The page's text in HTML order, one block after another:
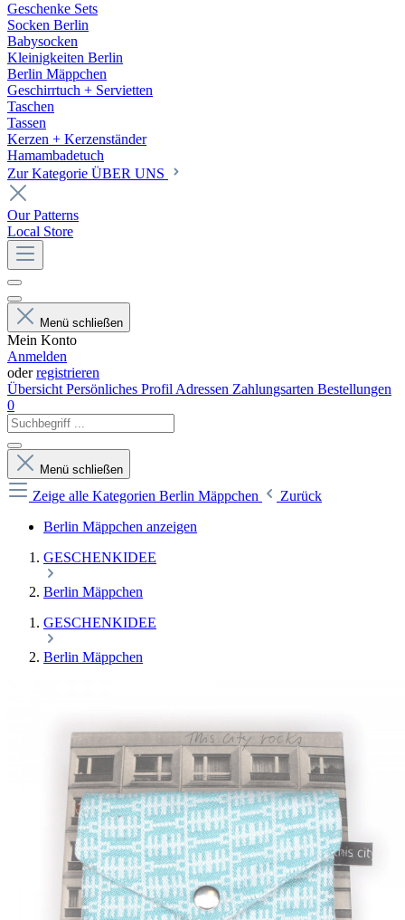
Geschenke Sets
Socken Berlin
Babysocken
Kleinigkeiten Berlin
Berlin Mäppchen
Geschirrtuch + Servietten
Taschen
Tassen
Kerzen + Kerzenständer
Hamambadetuch
Zur Kategorie ÜBER UNS
Our Patterns
Local Store
Menü schließen
Mein Konto
Anmelden
oderregistrieren
Übersicht Persönliches Profil Adressen Zahlungsarten Bestellungen
0
Menü schließen
Zeige alle Kategorien Berlin Mäppchen
Zurück
Berlin Mäppchen anzeigen
GESCHENKIDEE
Berlin Mäppchen
GESCHENKIDEE
Berlin Mäppchen